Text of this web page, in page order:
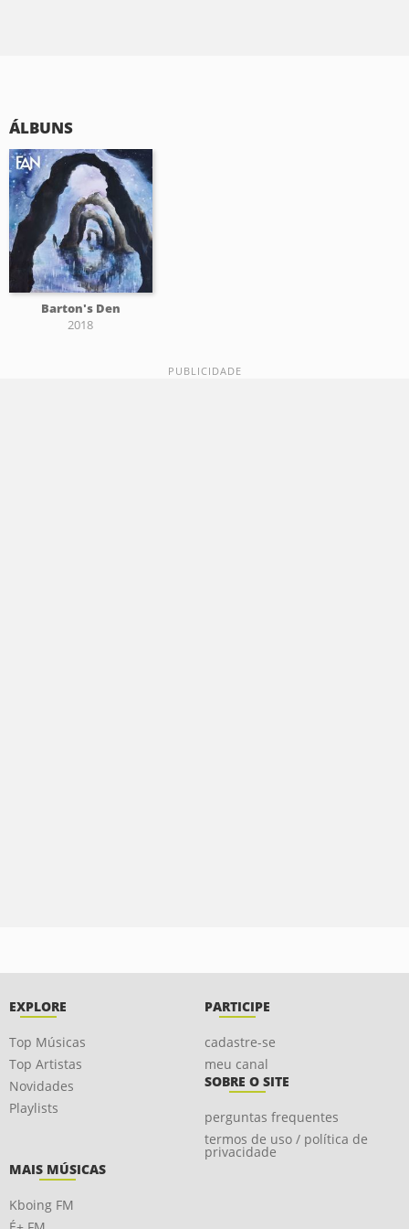
ÁLBUNS
Barton's Den
2018
EXPLORE
Top Músicas
Top Artistas
Novidades
Playlists
PARTICIPE
cadastre-se
meu canal
SOBRE O SITE
perguntas frequentes
termos de uso / política de
privacidade
MAIS MÚSICAS
Kboing FM